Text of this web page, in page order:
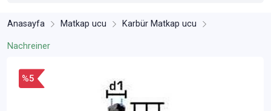
Anasayfa Matkap ucu Karbür Matkap ucu
Nachreiner
%5